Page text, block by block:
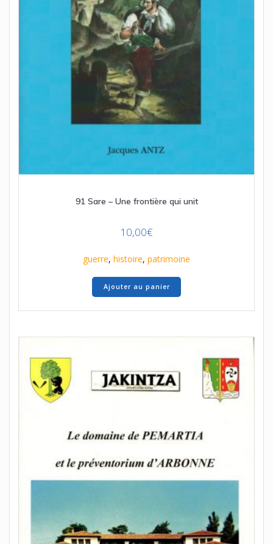
91 Sare – Une frontière qui unit
10,00€
guerre, histoire, patrimoine
Ajouter au panier